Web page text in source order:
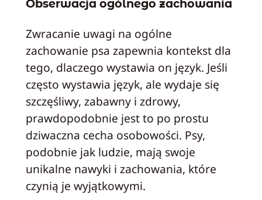
Obserwacja ogólnego zachowania
Zwracanie uwagi na ogólne
zachowanie psa zapewnia kontekst dla
tego, dlaczego wystawia on język. Jeśli
często wystawia język, ale wydaje się
szczęśliwy, zabawny i zdrowy,
prawdopodobnie jest to po prostu
dziwaczna cecha osobowości. Psy,
podobnie jak ludzie, mają swoje
unikalne nawyki i zachowania, które
czynią je wyjątkowymi.